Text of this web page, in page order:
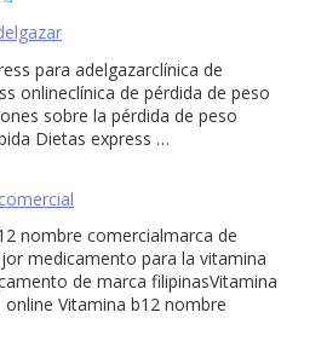
para adelgazarclínica de
onlineclínica de pérdida de peso
sobre la pérdida de peso
Dietas express …
nombre comercialmarca de
medicamento para la vitamina
de marca filipinasVitamina
Vitamina b12 nombre